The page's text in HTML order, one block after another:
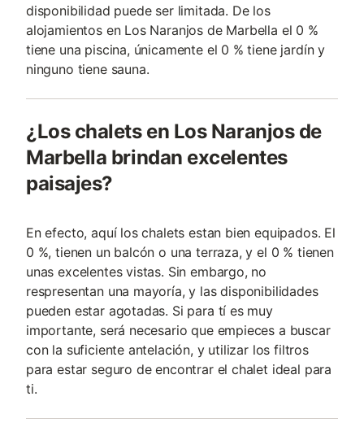
disponibilidad puede ser limitada. De los
alojamientos en Los Naranjos de Marbella el 0 %
tiene una piscina, únicamente el 0 % tiene jardín y
ninguno tiene sauna.
¿Los chalets en Los Naranjos de
Marbella brindan excelentes
paisajes?
En efecto, aquí los chalets estan bien equipados. El
0 %, tienen un balcón o una terraza, y el 0 % tienen
unas excelentes vistas. Sin embargo, no
respresentan una mayoría, y las disponibilidades
pueden estar agotadas. Si para tí es muy
importante, será necesario que empieces a buscar
con la suficiente antelación, y utilizar los filtros
para estar seguro de encontrar el chalet ideal para
ti.